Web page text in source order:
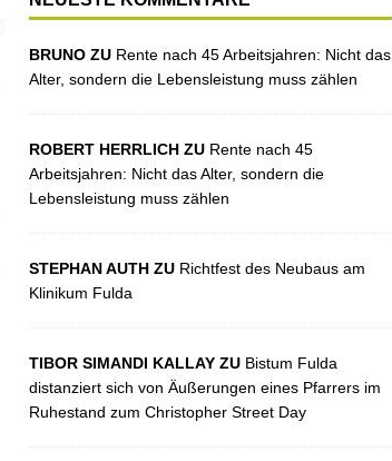
BRUNO ZU Rente nach 45 Arbeitsjahren: Nicht das
Alter, sondern die Lebensleistung muss zählen
ROBERT HERRLICH ZU Rente nach 45
Arbeitsjahren: Nicht das Alter, sondern die
Lebensleistung muss zählen
STEPHAN AUTH ZU Richtfest des Neubaus am
Klinikum Fulda
TIBOR SIMANDI KALLAY ZU Bistum Fulda
distanziert sich von Äußerungen eines Pfarrers im
Ruhestand zum Christopher Street Day